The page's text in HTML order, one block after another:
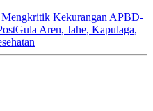
Kekurangan APBD-
Gula Aren, Jahe, Kapulaga,